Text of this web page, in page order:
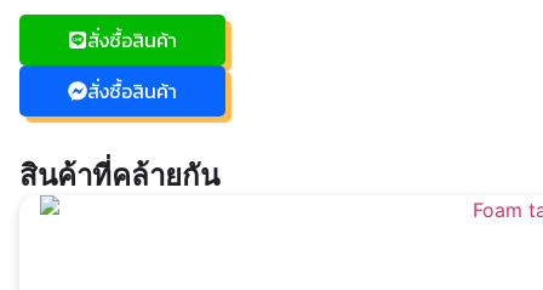
สั่งซื้อสินค้า
สั่งซื้อสินค้า
สินค้าที่คล้ายกัน